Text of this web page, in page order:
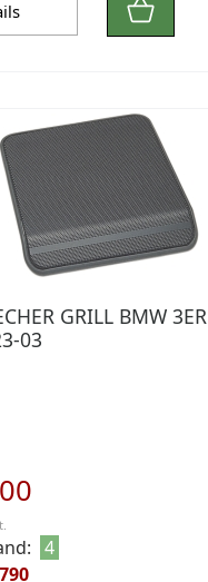
GRILL BMW 3ER
03
4